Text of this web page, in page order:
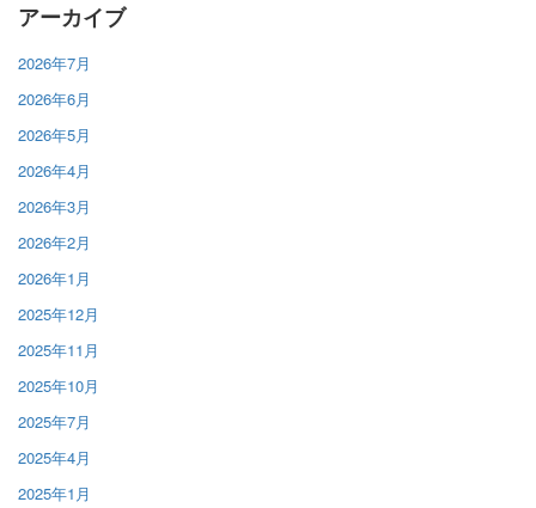
アーカイブ
2026年7月
2026年6月
2026年5月
2026年4月
2026年3月
2026年2月
2026年1月
2025年12月
2025年11月
2025年10月
2025年7月
2025年4月
2025年1月